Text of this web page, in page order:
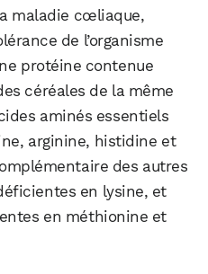
maladie cœliaque,
de l’organisme
protéine contenue
céréales de la même
aminés essentiels
arginine, histidine et
des autres
en lysine, et
en méthionine et